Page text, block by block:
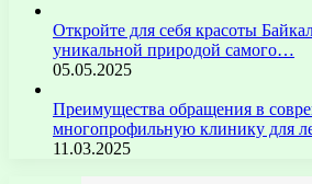
Откройте для себя красоты
уникальной природой самого…
05.05.2025
Преимущества обращения в
многопрофильную клинику для
11.03.2025